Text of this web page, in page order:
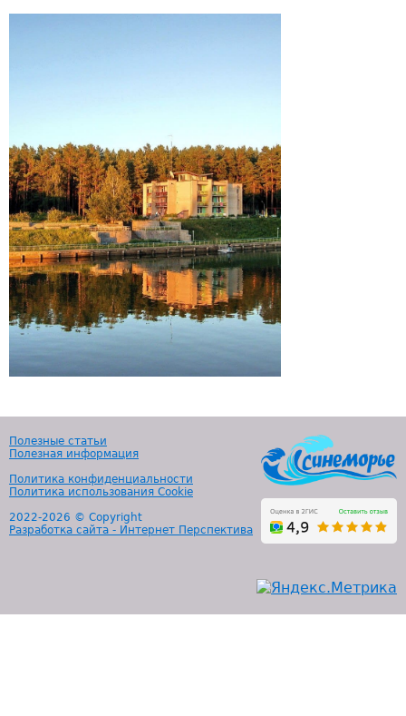
Полезные статьи
Полезная информация
Политика конфиденциальности
Политика использования Cookie
2022-2026 © Copyright
Разработка сайта - Интернет Перспектива